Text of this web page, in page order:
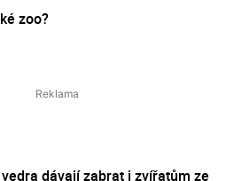
zoo?
dávají zabrat i zvířatům ze